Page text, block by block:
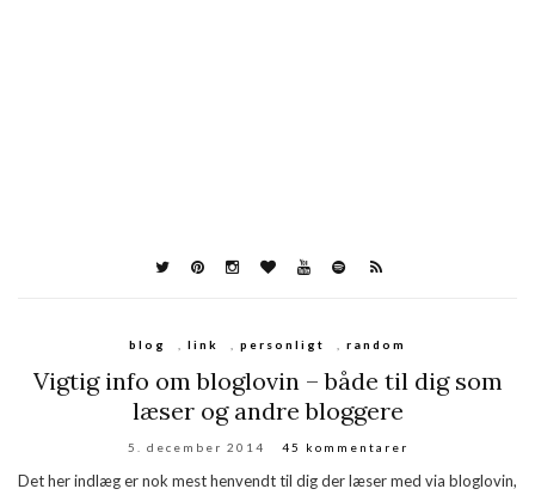
blog , link , personligt , random
Vigtig info om bloglovin – både til dig som
læser og andre bloggere
5. december 2014 45 kommentarer
Det her indlæg er nok mest henvendt til dig der læser med via bloglovin,